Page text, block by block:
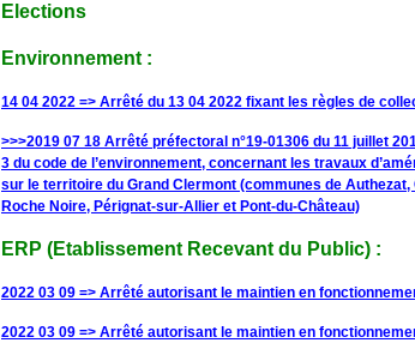
Elections
Environnement :
14 04 2022 => Arrêté du 13 04 2022 fixant les règles de
>>>2019 07 18 Arrêté préfectoral n°19-01306 du 11 juillet
3 du code de l’environnement, concernant les travaux
sur le territoire du Grand Clermont (communes de
Roche Noire, Pérignat-sur-Allier et Pont-du-Château)
ERP (Etablissement Recevant du Public) :
2022 03 09 => Arrêté autorisant le maintien en
2022 03 09 => Arrêté autorisant le maintien en